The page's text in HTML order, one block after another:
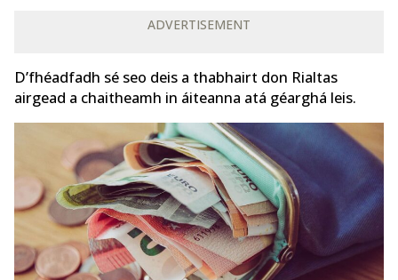
ADVERTISEMENT
D’fhéadfadh sé seo deis a thabhairt don Rialtas
airgead a chaitheamh in áiteanna atá géarghá leis.